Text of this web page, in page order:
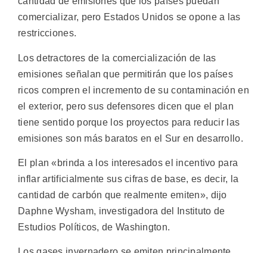
comercializar, pero Estados Unidos se opone a las
restricciones.
Los detractores de la comercialización de las
emisiones señalan que permitirán que los países
ricos compren el incremento de su contaminación en
el exterior, pero sus defensores dicen que el plan
tiene sentido porque los proyectos para reducir las
emisiones son más baratos en el Sur en desarrollo.
El plan «brinda a los interesados el incentivo para
inflar artificialmente sus cifras de base, es decir, la
cantidad de carbón que realmente emiten», dijo
Daphne Wysham, investigadora del Instituto de
Estudios Políticos, de Washington.